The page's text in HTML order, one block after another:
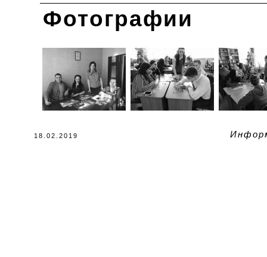
Фотографии
18.02.2019